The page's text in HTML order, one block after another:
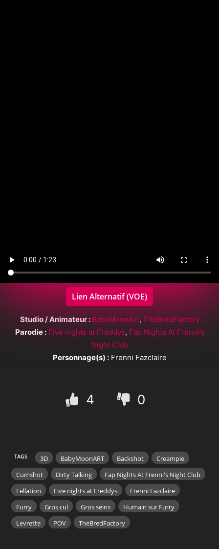
Lien Alternatif (VOE)
Studio / Animateur : BabyMoonArt, TheBredFactory
Parodie : Five nights at Freddys, Fap Nights At Frenni’s
Night Club
Personnage(s) :Frenni Fazclaire
4 0
TAGS 3D BabyMoonART Backshot
Creampie
Cumshot
Dirty Talking
Fap Nights At Frenni's Night Club
Fellation
Five nights at Freddys
Frenni Fazclaire
Furry
Gros cul Gros seins
Humain sur Furry
Levrette
POV TheBredFactory